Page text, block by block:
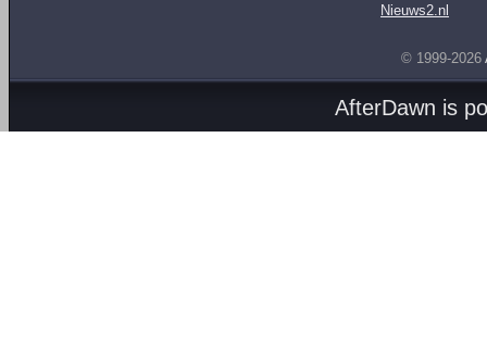
Nieuws2.nl
© 1999-2026
AfterDawn is